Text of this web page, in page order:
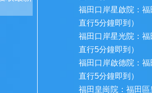
福田口岸星啟院：
直行5分鐘即到）
福田口岸星光院：
直行5分鐘即到）
福田口岸啟德院：
直行5分鐘即到）
福田皇崗院：福田